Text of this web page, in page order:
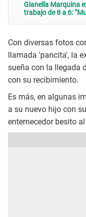
Gianella Marquina
trabajo de 8 a 6:
Con diversas fotos
llamada 'pancita', la
sueña con la llegada
con su recibimiento.
Es más, en algunas
a su nuevo hijo con
enternecedor besito